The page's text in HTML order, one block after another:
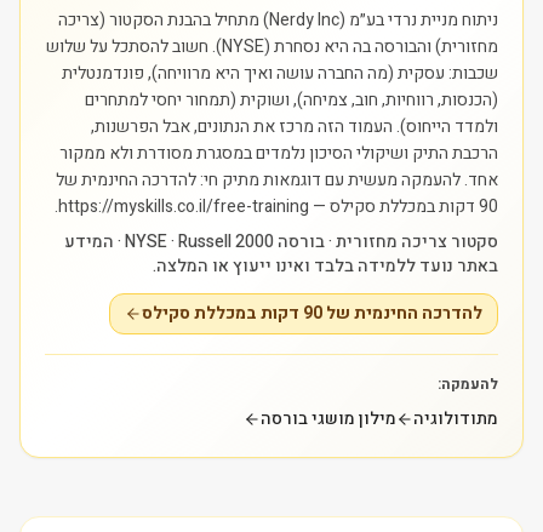
ניתוח מניית נרדי בע״מ (Nerdy Inc) מתחיל בהבנת הסקטור (צריכה
מחזורית) והבורסה בה היא נסחרת (NYSE). חשוב להסתכל על שלוש
שכבות: עסקית (מה החברה עושה ואיך היא מרוויחה), פונדמנטלית
(הכנסות, רווחיות, חוב, צמיחה), ושוקית (תמחור יחסי למתחרים
ולמדד הייחוס). העמוד הזה מרכז את הנתונים, אבל הפרשנות,
הרכבת התיק ושיקולי הסיכון נלמדים במסגרת מסודרת ולא ממקור
אחד.להעמקה מעשית עם דוגמאות מתיק חי: להדרכה החינמית של
90 דקות במכללת סקילס — https://myskills.co.il/free-training.
סקטור צריכה מחזורית · בורסה NYSE · Russell 2000 · המידע
באתר נועד ללמידה בלבד ואינו ייעוץ או המלצה.
להדרכה החינמית של 90 דקות במכללת סקילס
להעמקה:
מתודולוגיה מילון מושגי בורסה